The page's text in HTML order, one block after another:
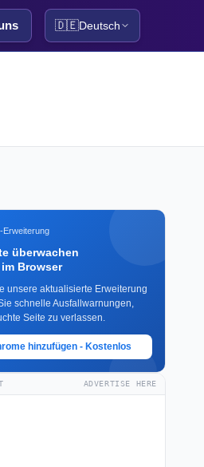
🇩🇪Deutsch
Erweiterung
überwachen
Browser
unsere aktualisierte Erweiterung
schnelle Ausfallwarnungen,
Seite zu verlassen.
hinzufügen - Kostenlos
ADVERTISE HERE